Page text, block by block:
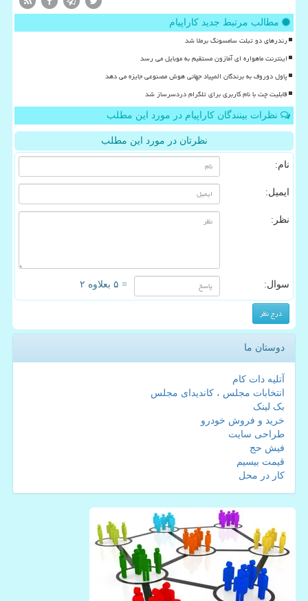
مطالب مرتبط جدید کاراپیام
رندرهای دو تبلت سامسونگ برملا شد
اینترنت ماهواره ای آمازون مستقیم به موبایل می رسد
پاول دوروف به برندگان المپیاد جهانی هوش مصنوعی جایزه می دهد
قابلیت چت با نام کاربری برای تلگرام دردسرساز شد
نظرات بینندگان کاراپیام در مورد این مطلب
نظرتان در مورد این مطلب
نام:
ایمیل:
نظر:
سوال: = ۵ بعلاوه ۲
دوستان ما
آتلیه دات کام
انتخابات مجلس ، کاندیدای مجلس
بک لینک
خرید و فروش خودرو
طراحی سایت
فیش حج
قیمت بیسیم
کار در محل